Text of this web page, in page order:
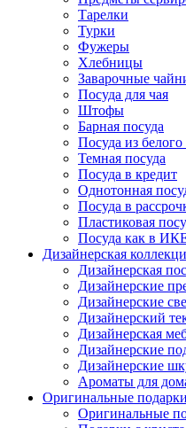
Тарелки
Турки
Фужеры
Хлебницы
Заварочные
Посуда для чая
Штофы
Барная посуда
Посуда из
Темная посуда
Посуда в кредит
Однотонная
Посуда в
Пластиковая
Посуда как в
Дизайнерская
Дизайнерская
Дизайнерские
Дизайнерские
Дизайнерский
Дизайнерская
Дизайнерские
Дизайнерские
Ароматы для
Оригинальные подарки
Оригинальные